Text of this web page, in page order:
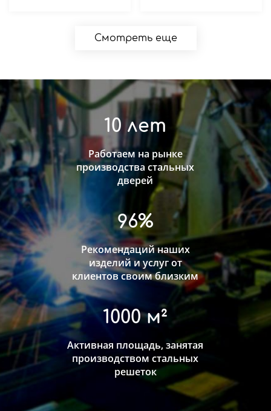
Смотреть еще
10 лет
Работаем на рынке
производства стальных
дверей
96%
Рекомендаций наших
изделий и услуг от
клиентов своим близким
1000 м²
Активная площадь, занятая
производством стальных
решеток